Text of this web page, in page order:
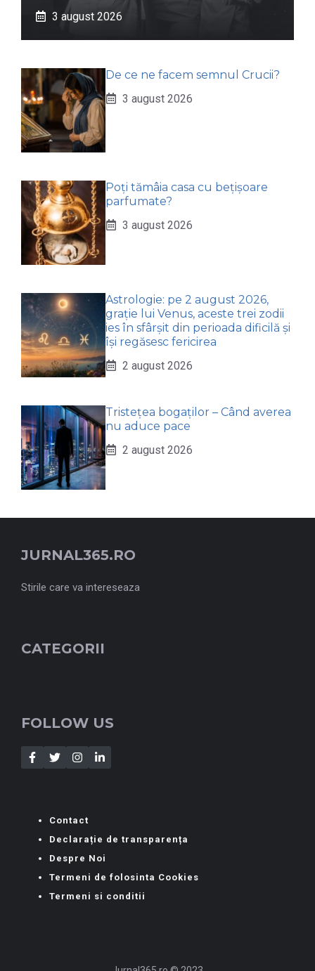
3 august 2026
De ce ne facem semnul Crucii?
3 august 2026
Poți tămâia casa cu bețișoare
parfumate?
3 august 2026
Astrologie: pe 2 august 2026,
grație lui Venus, aceste trei zodii
ies în sfârșit din perioada dificilă și
își regăsesc fericirea
2 august 2026
Tristețea bogaților – Când averea
nu aduce pace
2 august 2026
JURNAL365.RO
Stirile care va intereseaza
CATEGORII
FOLLOW US
Contact
Declarație de transparența
Despre Noi
Termeni de folosinta Cookies
Termeni si conditii